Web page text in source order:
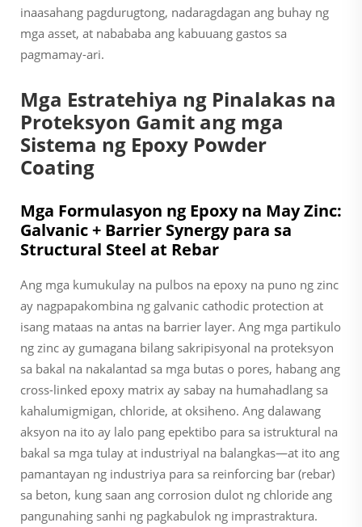
inaasahang pagdurugtong, nadaragdagan ang buhay ng
mga asset, at nabababa ang kabuuang gastos sa
pagmamay-ari.
Mga Estratehiya ng Pinalakas na
Proteksyon Gamit ang mga
Sistema ng Epoxy Powder
Coating
Mga Formulasyon ng Epoxy na May Zinc:
Galvanic + Barrier Synergy para sa
Structural Steel at Rebar
Ang mga kumukulay na pulbos na epoxy na puno ng zinc
ay nagpapakombina ng galvanic cathodic protection at
isang mataas na antas na barrier layer. Ang mga partikulo
ng zinc ay gumagana bilang sakripisyonal na proteksyon
sa bakal na nakalantad sa mga butas o pores, habang ang
cross-linked epoxy matrix ay sabay na humahadlang sa
kahalumigmigan, chloride, at oksiheno. Ang dalawang
aksyon na ito ay lalo pang epektibo para sa istruktural na
bakal sa mga tulay at industriyal na balangkas—at ito ang
pamantayan ng industriya para sa reinforcing bar (rebar)
sa beton, kung saan ang corrosion dulot ng chloride ang
pangunahing sanhi ng pagkabulok ng imprastraktura.